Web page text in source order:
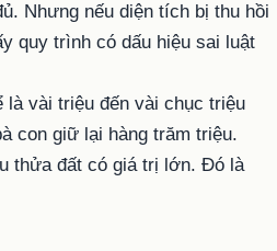
Nhưng nếu diện tích bị thu hồi
quy trình có dấu hiệu sai luật
vài triệu đến vài chục triệu
con giữ lại hàng trăm triệu.
thửa đất có giá trị lớn. Đó là